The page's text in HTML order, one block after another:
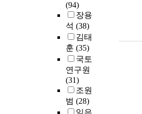
(94)
장용
석 (38)
김태
훈 (35)
국토
연구원
(31)
조원
범 (28)